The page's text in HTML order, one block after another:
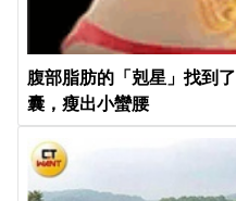
腹部脂肪的「剋星」找到
囊，瘦出小蠻腰